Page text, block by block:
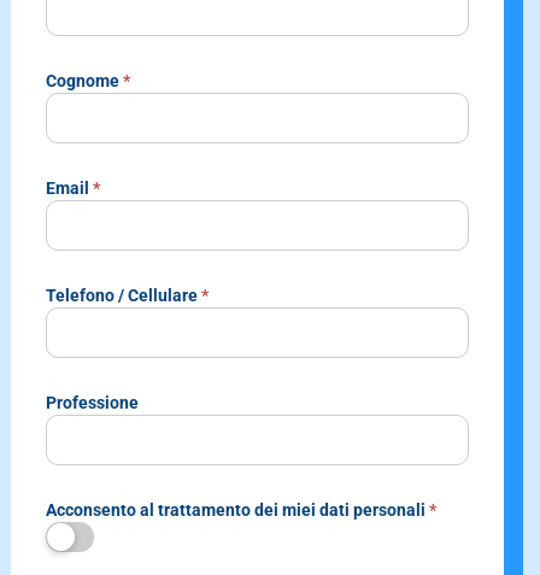
Cognome*
Email *
Telefono / Cellulare*
Professione
Acconsento al trattamento dei miei dati personali *